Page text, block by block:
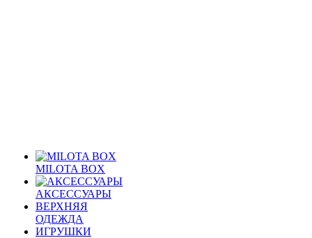
MILOTA BOX
АКСЕССУАРЫ
ВЕРХНЯЯ
ОДЕЖДА
ИГРУШКИ